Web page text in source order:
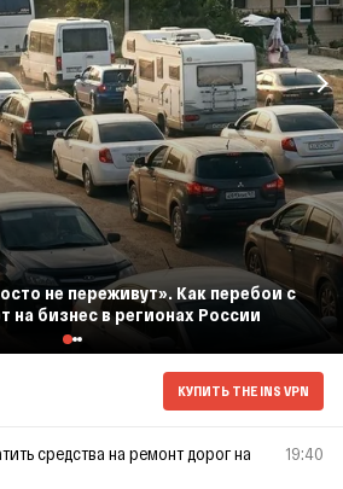
не переживут». Как перебои с
на бизнес в регионах России
КУПИТЬ THE INS VPN
средства на ремонт дорог на
19:40